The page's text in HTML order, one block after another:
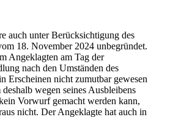
auch unter Berücksichtigung des
18. November 2024 unbegründet.
Angeklagten am Tag der
nach den Umständen des
Erscheinen nicht zumutbar gewesen
wegen seines Ausbleibens
Vorwurf gemacht werden kann,
nicht. Der Angeklagte hat auch in